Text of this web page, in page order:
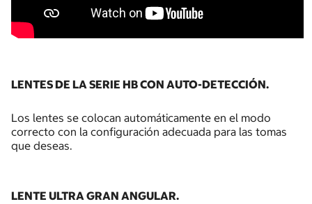
LENTES DE LA SERIE HB CON AUTO-DETECCIÓN.
Los lentes se colocan automáticamente en el modo
correcto con la configuración adecuada para las tomas
que deseas.
LENTE ULTRA GRAN ANGULAR.